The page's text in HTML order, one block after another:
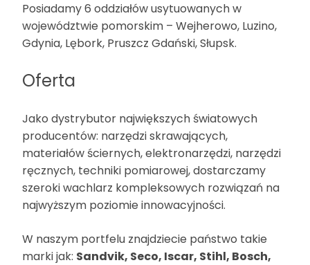
Posiadamy 6 oddziałów usytuowanych w
województwie pomorskim – Wejherowo, Luzino,
Gdynia, Lębork, Pruszcz Gdański, Słupsk.
Oferta
Jako dystrybutor największych światowych
producentów: narzędzi skrawających,
materiałów ściernych, elektronarzędzi, narzędzi
ręcznych, techniki pomiarowej, dostarczamy
szeroki wachlarz kompleksowych rozwiązań na
najwyższym poziomie innowacyjności.
W naszym portfelu znajdziecie państwo takie
marki jak: Sandvik, Seco, Iscar, Stihl, Bosch,